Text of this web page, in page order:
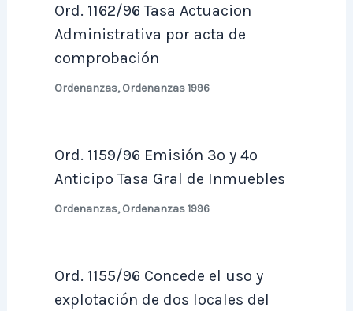
Ord. 1162/96 Tasa Actuacion
Administrativa por acta de
comprobación
Ordenanzas,Ordenanzas 1996
Ord. 1159/96 Emisión 3º y 4º
Anticipo Tasa Gral de Inmuebles
Ordenanzas,Ordenanzas 1996
Ord. 1155/96 Concede el uso y
explotación de dos locales del